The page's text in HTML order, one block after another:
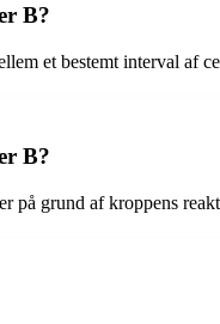
B?
et bestemt interval af
B?
på grund af kroppens